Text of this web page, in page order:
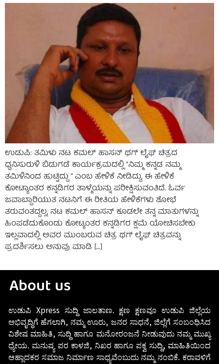
ಉಡುಪಿ: ತಮಿಳು ನಟ ಕಮಲ್ ಹಾಸನ್ ಥಗ್ ಲೈಫ್ ಚಿತ್ರದ
ಧ್ವನಿಸುರುಳಿ ಬಿಡುಗಡೆ ಕಾರ್ಯಕ್ರಮದಲ್ಲಿ “ನಿಮ್ಮ ಕನ್ನಡ ನಮ್ಮ
ತಮಿಳಿನಿಂದ ಹುಟ್ಟಿದ್ದು ” ಎಂಬ ಹೇಳಿಕೆ ನೀಡಿದ್ದು, ಈ ಹೇಳಿಕೆ
ಕೋಟ್ಯಾಂತರ ಕನ್ನಡಿಗರ ತಾಳ್ಮೆಯನ್ನು ಪರೀಕ್ಷಿಸುವಂತಿದೆ. ಓರ್ವ
ಜವಾಬ್ದಾರಿಯುತ ನಟನಿಗೆ ಈ ರೀತಿಯ ಹೇಳಿಕೆಗಳು ಶೋಭೆ
ತರುವಂತದ್ದಲ್ಲ, ನಟ ಕಮಲ್ ಹಾಸನ್ ಕೂಡಲೇ ತನ್ನ ಮಾತುಗಳನ್ನು
ಹಿಂಪಡೆದುಕೊಂಡು ಕೋಟ್ಯಂತರ ಕನ್ನಡಿಗರ ಕ್ಷಮೆ ಯೋಚಿಸಬೇಕು
ಇಲ್ಲವಾದಲ್ಲಿ ಅವರ ಮುಂಬರುವ ಚಿತ್ರ ಥಗ್ ಲೈಫ್ ಚಿತ್ರವನ್ನು
ಪ್ರದರ್ಶಿಸಲು ಅನುವು ಮಾಡಿ […]
About us
ಉಡುಪಿ Xpress ಸುದ್ದಿ ಜಾಲತಾಣ. ಕ್ಷಣ ಕ್ಷಣವೂ ಉಡುಪಿ ಜಿಲ್ಲೆಯ
ಅಭಿವೃದ್ಧಿಗೆ ಹೆಗಲಾಗಿ, ನಮ್ಮ ಊರು, ಜನರ ಸಾಧನೆ, ಜಿಲ್ಲೆಗೆ ಸಂಬಂಧಿಸಿದ
ವಿಶೇಷ ಮಾಹಿತಿ, ಸುದ್ದಿ ಹಾಗೂ ಮನೋರಂಜನೆ ನೀಡುವುದು ನಮ್ಮ ಮುಖ್ಯ
ಧ್ಯೇಯ. ಮನುಷ್ಯ ಪರ ಕಾಳಜಿ, ನಿಖರ ಹಾಗೂ ಪಕ್ವ ಸುದ್ದಿ, ಮಾಹಿತಿಯಿಂದ
ಆಹ್ಲಾದಕರ ಸಮಾಜ ನಿರ್ಮಾಣ ಸಾಧ್ಯವೆಂಬುದು ನಮ್ಮ ನಂಬಿಕೆ. ಕರಾವಳಿಗೆ